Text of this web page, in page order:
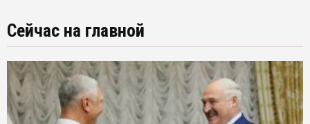
Сейчас на главной